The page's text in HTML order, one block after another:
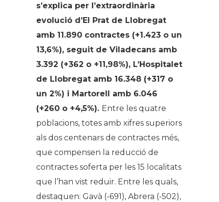
s’explica per l’extraordinària
evolució d’El Prat de Llobregat
amb 11.890 contractes (+1.423 o un
13,6%), seguit de Viladecans amb
3.392 (+362 o +11,98%), L’Hospitalet
de Llobregat amb 16.348 (+317 o
un 2%) i Martorell amb 6.046
(+260 o +4,5%). Entre les quatre
poblacions, totes amb xifres superiors
als dos centenars de contractes més,
que compensen la reducció de
contractes soferta per les 15 localitats
que l’han vist reduir. Entre les quals,
destaquen: Gavà (-691), Abrera (-502),